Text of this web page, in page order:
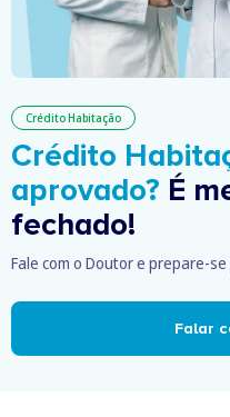
Crédito Habitação
Crédito
aprovado? É
fechado!
Fale com o Doutor e prepare-
Falar